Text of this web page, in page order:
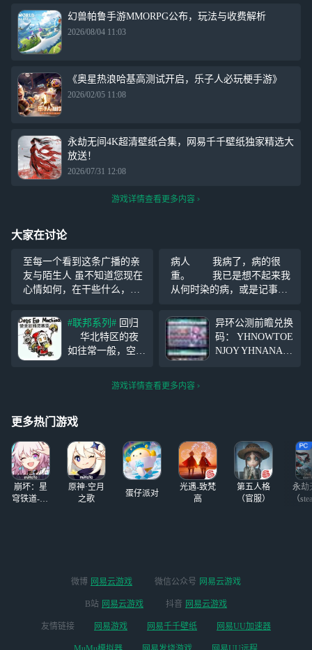
幻兽帕鲁手游MMORPG公布，玩法与收费解析
2026/08/04 11:03
《奥星热浪哈基高测试开启，乐子人必玩梗手游》
2026/02/05 11:08
永劫无间4K超清壁纸合集，网易千千壁纸独家精选大
放送！
2026/07/31 12:08
游戏详情查看更多内容
大家在讨论
至每一个看到这条广播的亲
友与陌生人 虽不知道您现在
心情如何，在干些什么，想
睡，切莫熬夜，睡前记得洗
个热水澡(*^^*)
病人 我病了，病的很
重。 我已是想不起来我
从何时染的病，或是记事开
了。 病因为何我不得而
知，只知道是心病，且在遇
到那个可怜人后彻底爆发。
与ta的邂逅是在某日下午
#联邦系列#
华北特区的夜
如往常一般，空旷
齐划一的脚步声，
但一声愤怒的喊声
“喂，躺那边
走一趟，同时违反
市容法和宵禁，我
看你是躲不了进友
异环公测前瞻兑换
码： YHNOWTOE
NJOY YHNANAL
时间为20
游戏详情查看更多内容
更多热门游戏
崩坏：星
穹铁道-4.4
原神·空月
之歌
蛋仔派对
光遇-致梵
高
第五人格
（官服）
永劫
（
微博 网易云游戏 微信公众号 网易云游戏
B站 网易云游戏 抖音 网易云游戏
友情链接 网易游戏 网易千千壁纸 网易UU加速器